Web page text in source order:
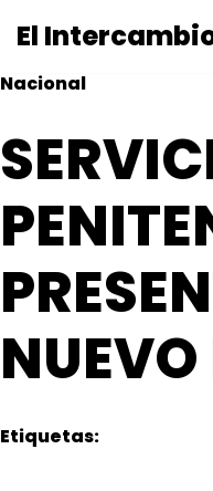
al
El
Nacional
Etiquetas: